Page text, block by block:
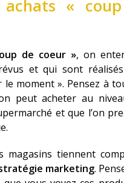
«
de coeur », on
et qui sont
le moment ». Pensez à
peut acheter au
et que l’on
magasins tiennent
marketing.